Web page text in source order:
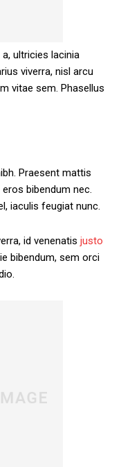
ultricies lacinia
viverra, nisl arcu
vitae sem. Phasellus
Praesent mattis
bibendum nec.
iaculis feugiat nunc.
id venenatis justo
bibendum, sem orci